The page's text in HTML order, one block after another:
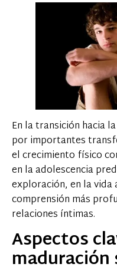
En la transición hacia
por importantes
el crecimiento físico
en la adolescencia
exploración, en la
comprensión más
relaciones íntimas.
Aspectos